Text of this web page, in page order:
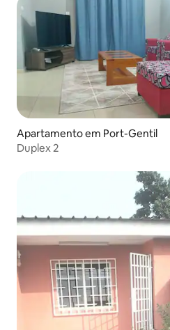
Apartamento em Port-Gentil
Duplex 2